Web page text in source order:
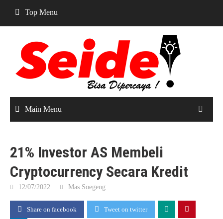
content
Top Menu
Main Menu
21% Investor AS Membeli
Cryptocurrency Secara Kredit
12/07/2022 Mas Soegeng
Share on facebook Tweet on twitter